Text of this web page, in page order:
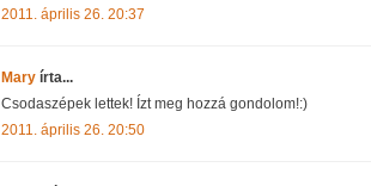
2011. április 26. 20:37
Mary írta...
Csodaszépek lettek! Ízt meg hozzá gondolom!:)
2011. április 26. 20:50